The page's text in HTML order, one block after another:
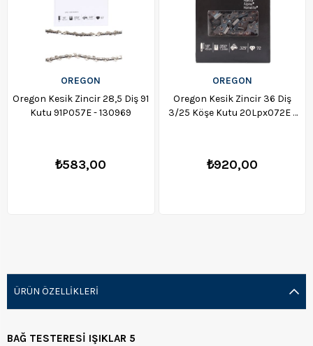
OREGON
Oregon Kesik Zincir 28,5 Diş 91
Kutu 91P057E - 130969
₺583,00
OREGON
Oregon Kesik Zincir 36 Diş
3/25 Köşe Kutu 20Lpx072E -
₺920,00
ÜRÜN ÖZELLIKLERI
BAĞ TESTERESİ IŞIKLAR 5